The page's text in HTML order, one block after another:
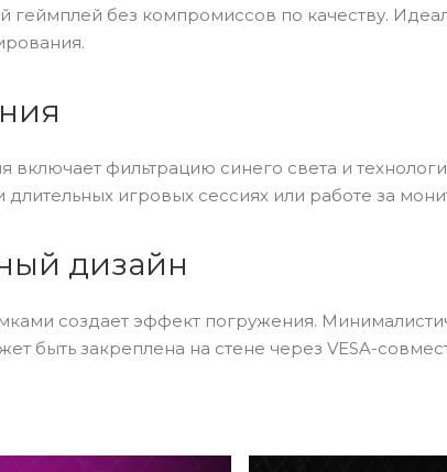
геймплей без компромиссов по качеству.
включает фильтрацию синего света и
длительных игровых сессиях или работе за
дизайн
создает эффект погружения.
быть закреплена на стене через VESA-